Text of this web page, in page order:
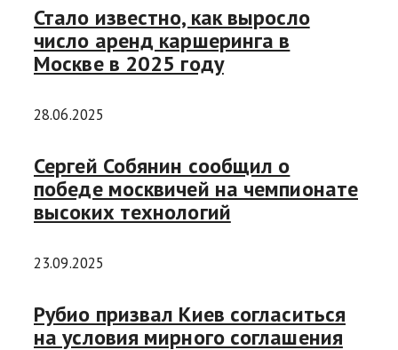
Стало известно, как выросло
число аренд каршеринга в
Москве в 2025 году
28.06.2025
Сергей Собянин сообщил о
победе москвичей на чемпионате
высоких технологий
23.09.2025
Рубио призвал Киев согласиться
на условия мирного соглашения